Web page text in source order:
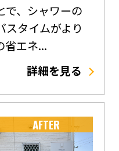
で、シャワーの
スタイムがより
省エネ...
詳細を見る
AFTER